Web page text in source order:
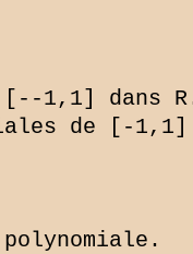
1,1] dans
de [-1,1]